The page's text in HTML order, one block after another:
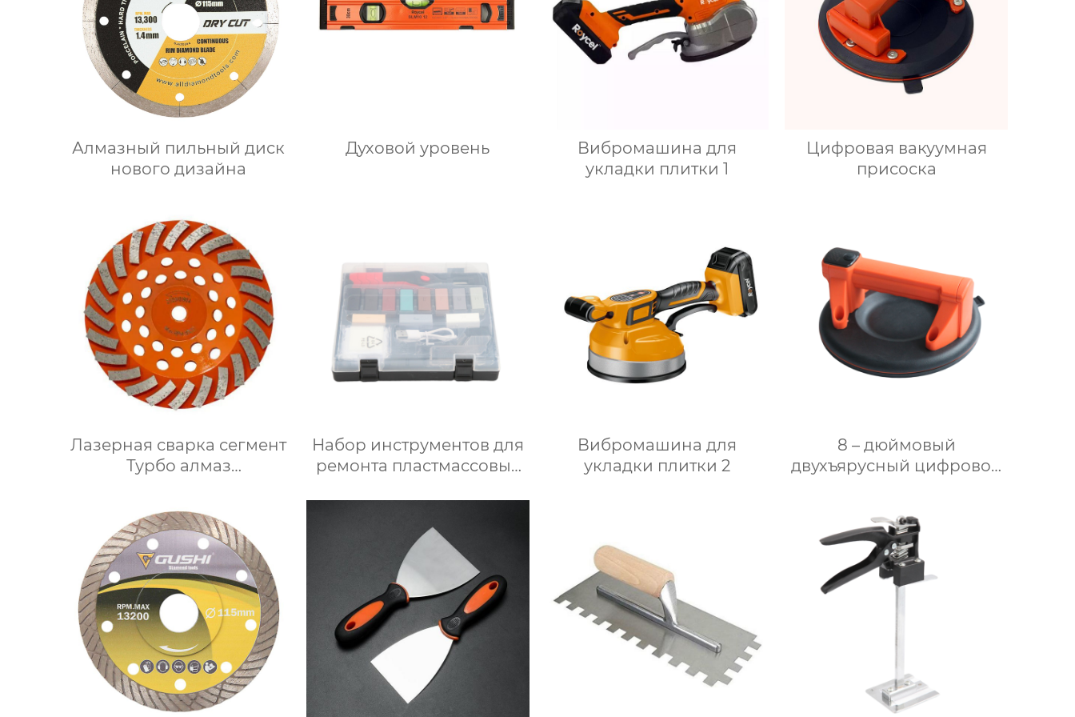
Алмазный пильный диск
нового дизайна
Духовой уровень
Вибромашина для
укладки плитки 1
Цифровая вакуумная
присоска
Лазерная сварка сегмент
Турбо алмаз
колеса
Набор инструментов для
ремонта пластмассовых
Вибромашина для
укладки плитки 2
8 – дюймовый
двухъярусный цифровой